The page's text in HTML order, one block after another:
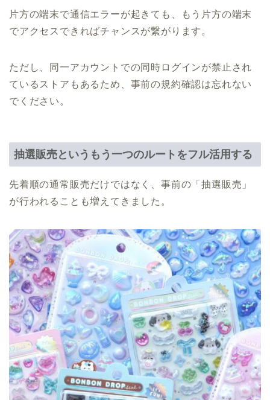
片方の端末で通信エラーが起きても、もう片方の端末
でアクセスできればチャンスが繋がります。
ただし、同一アカウントでの同時ログインが禁止され
ているストアもあるため、事前の規約確認は忘れない
でください。
抽選販売というもう一つのルートをフル活用する
先着順の通常販売だけではなく、事前の「抽選販売」
が行われることも増えてきました。